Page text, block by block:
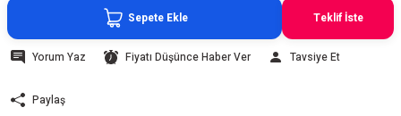
Sepete Ekle Teklif İste
Yorum Yaz Fiyatı Düşünce Haber Ver Tavsiye Et
Paylaş